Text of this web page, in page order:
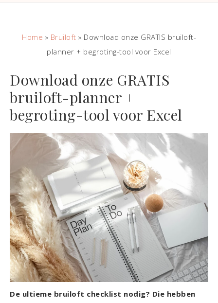
Home » Bruiloft » Download onze GRATIS bruiloft-
planner + begroting-tool voor Excel
Download onze GRATIS
bruiloft-planner +
begroting-tool voor Excel
De ultieme bruiloft checklist nodig? Die hebben